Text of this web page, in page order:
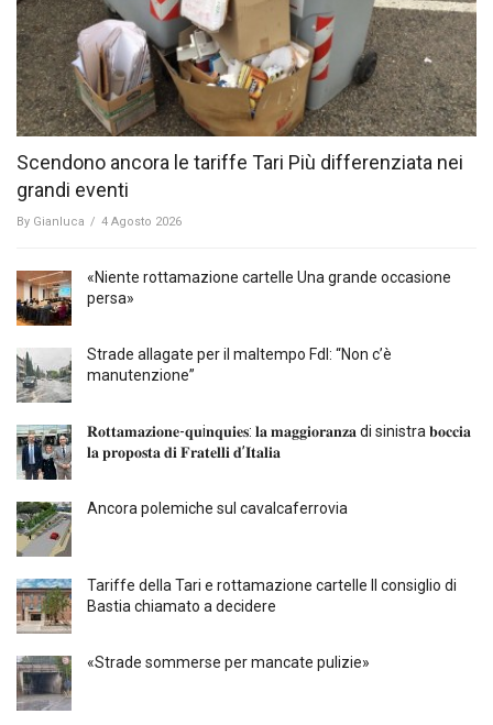
Scendono ancora le tariffe Tari Più differenziata nei
grandi eventi
By Gianluca / 4 Agosto 2026
«Niente rottamazione cartelle Una grande occasione
persa»
Strade allagate per il maltempo FdI: “Non c’è
manutenzione”
𝐑𝐨𝐭𝐭𝐚𝐦𝐚𝐳𝐢𝐨𝐧𝐞-𝐪𝐮i𝐧𝐪𝐮𝐢𝐞𝐬: 𝐥𝐚 𝐦𝐚𝐠𝐠𝐢𝐨𝐫𝐚𝐧𝐳𝐚 di sinistra 𝐛𝐨𝐜𝐜𝐢𝐚
𝐥𝐚 𝐩𝐫𝐨𝐩𝐨𝐬𝐭𝐚 𝐝𝐢 𝐅𝐫𝐚𝐭𝐞𝐥𝐥𝐢 𝐝’𝐈𝐭𝐚𝐥𝐢𝐚
Ancora polemiche sul cavalcaferrovia
Tariffe della Tari e rottamazione cartelle Il consiglio di
Bastia chiamato a decidere
«Strade sommerse per mancate pulizie»